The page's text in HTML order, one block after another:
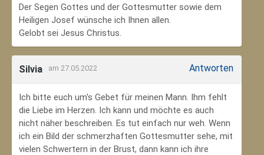
Der Segen Gottes und der Gottesmutter sowie dem
Heiligen Josef wünsche ich Ihnen allen.
Gelobt sei Jesus Christus.
Silvia am 27.05.2022 Antworten
Ich bitte euch um's Gebet für meinen Mann. Ihm fehlt
die Liebe im Herzen. Ich kann und möchte es auch
nicht näher beschreiben. Es tut einfach nur weh. Wenn
ich ein Bild der schmerzhaften Gottesmutter sehe, mit
vielen Schwertern in der Brust, dann kann ich ihre